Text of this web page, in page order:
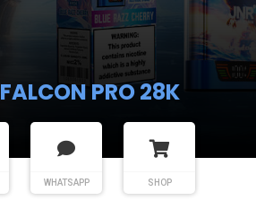
FALCON PRO 28K
WHATSAPP SHOP